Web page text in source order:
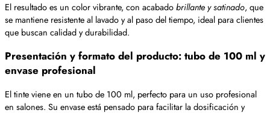
El resultado es un color vibrante, con acabadobrillante y satinado, que
se mantiene resistente al lavado y al paso del tiempo, ideal para clientes
que buscan calidad y durabilidad.
Presentación y formato del producto: tubo de 100 ml y
envase profesional
El tinte viene en un tubo de 100 ml, perfecto para un uso profesional
en salones. Su envase está pensado para facilitar la dosificación y